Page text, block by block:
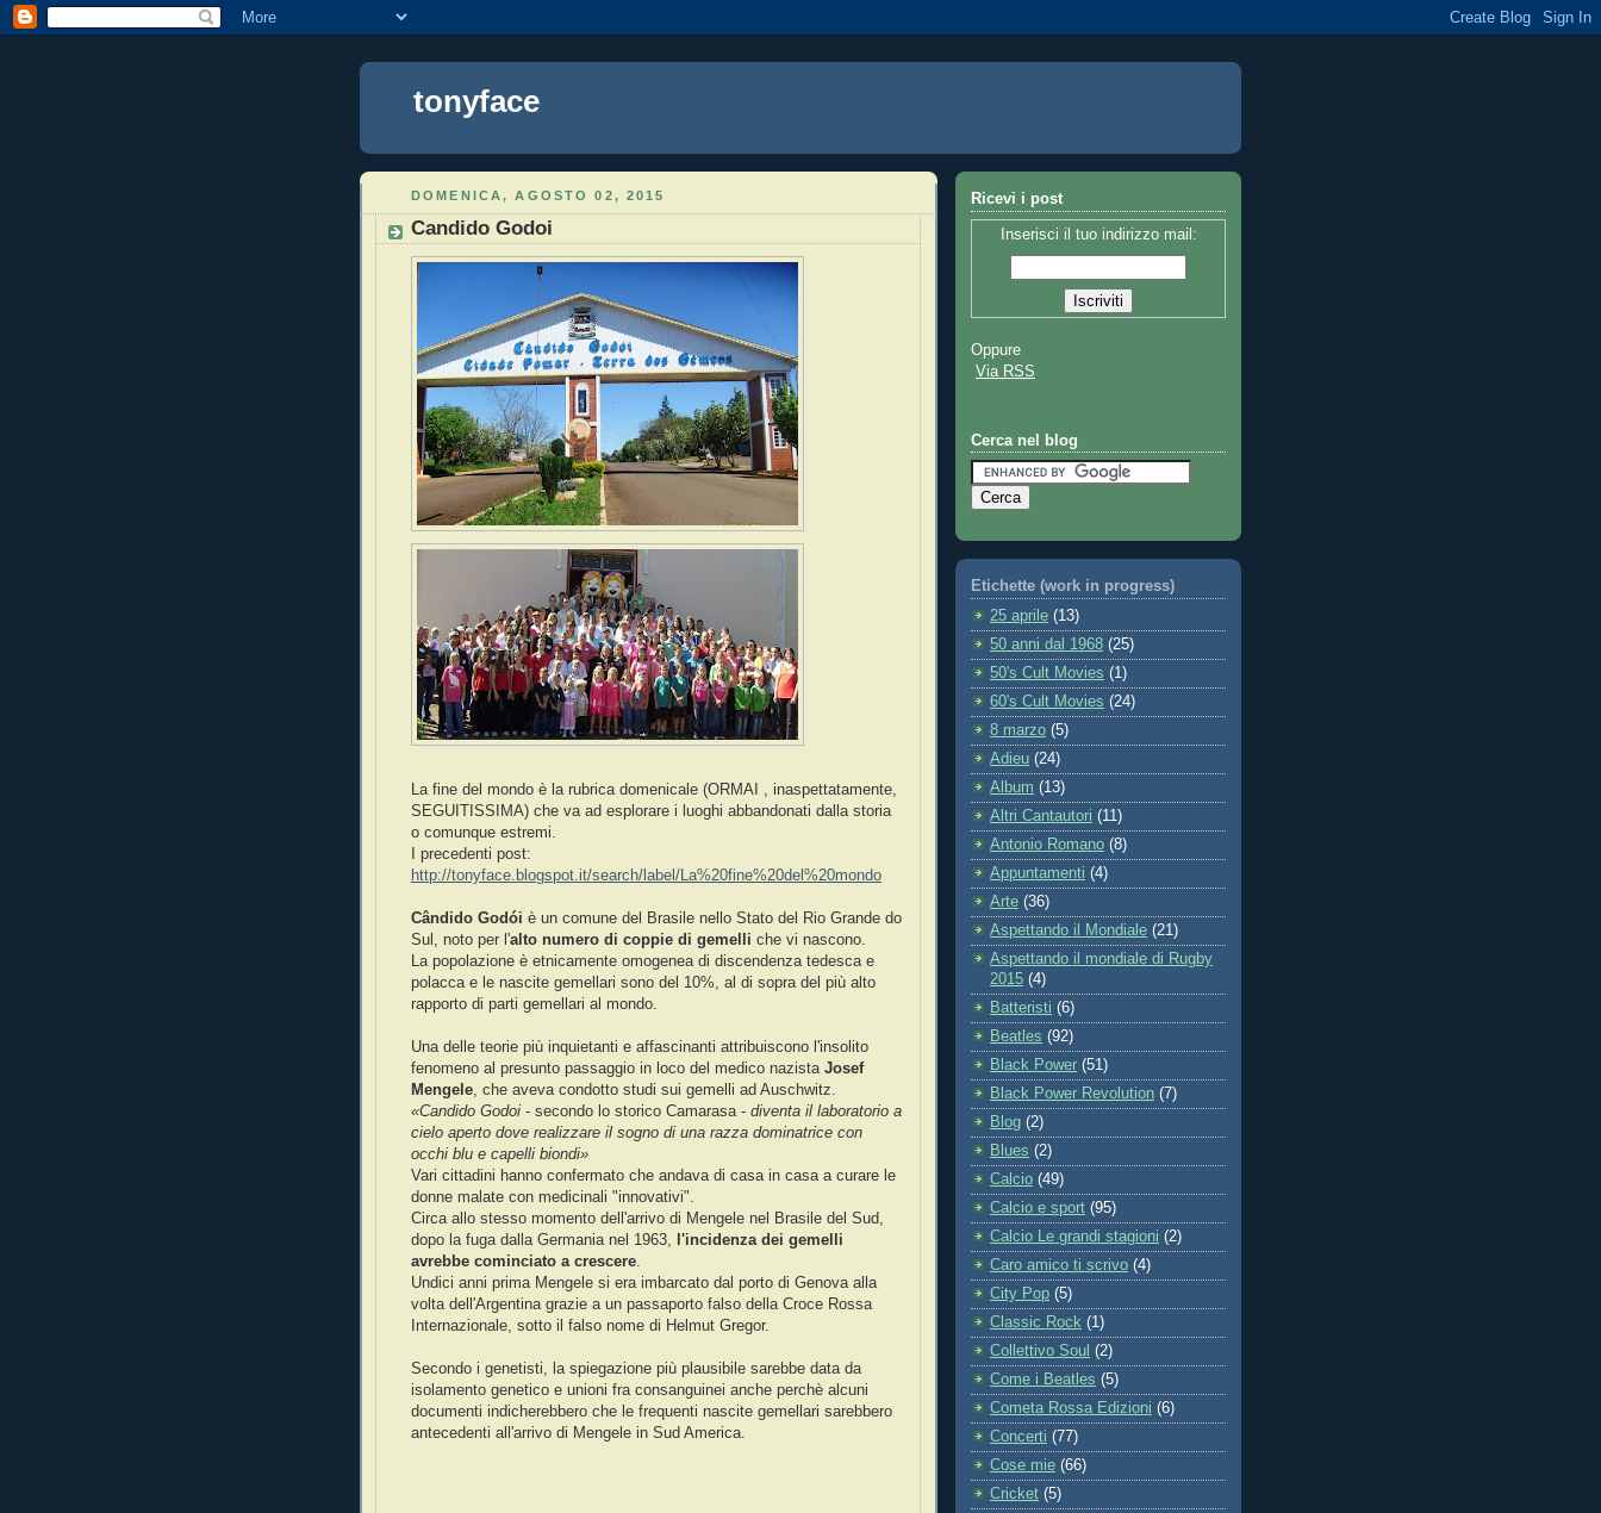
tonyface
DOMENICA, AGOSTO 02, 2015
Candido Godoi
La fine del mondo è la rubrica domenicale (ORMAI , inaspettatamente,
SEGUITISSIMA) che va ad esplorare i luoghi abbandonati dalla storia
o comunque estremi.
I precedenti post:
http://tonyface.blogspot.it/search/label/La%20fine%20del%20mondo
Cândido Godói è un comune del Brasile nello Stato del Rio Grande do
Sul, noto per l'alto numero di coppie di gemelli che vi nascono.
La popolazione è etnicamente omogenea di discendenza tedesca e
polacca e le nascite gemellari sono del 10%, al di sopra del più alto
rapporto di parti gemellari al mondo.
Una delle teorie più inquietanti e affascinanti attribuiscono l'insolito
fenomeno al presunto passaggio in loco del medico nazista Josef
Mengele , che aveva condotto studi sui gemelli ad Auschwitz.
«Candido Godoi - secondo lo storico Camarasa - diventa il laboratorio a
cielo aperto dove realizzare il sogno di una razza dominatrice con
occhi blu e capelli biondi»
Vari cittadini hanno confermato che andava di casa in casa a curare le
donne malate con medicinali "innovativi".
Circa allo stesso momento dell'arrivo di Mengele nel Brasile del Sud,
dopo la fuga dalla Germania nel 1963,
l'incidenza dei gemelli
avrebbe cominciato a crescere
Undici anni prima Mengele si era imbarcato dal porto di Genova alla
volta dell'Argentina grazie a un passaporto falso della Croce Rossa
Internazionale, sotto il falso nome di Helmut Gregor.
Secondo i genetisti, la spiegazione più plausibile sarebbe data da
isolamento genetico e unioni fra consanguinei anche perchè alcuni
documenti indicherebbero che le frequenti nascite gemellari sarebbero
antecedenti all'arrivo di Mengele in Sud America.
Ricevi i post
Inserisci il tuo indirizzo mail:
Oppure
Via RSS
Cerca nel blog
Etichette (work in progress)
25 aprile (13)
50 anni dal 1968 (25)
50's Cult Movies (1)
60's Cult Movies (24)
8 marzo (5)
Adieu (24)
Album (13)
Altri Cantautori (11)
Antonio Romano (8)
Appuntamenti (4)
Arte (36)
Aspettando il Mondiale (21)
Aspettando il mondiale di Rugby
2015 (4)
Batteristi (6)
Beatles (92)
Black Power (51)
Black Power Revolution (7)
Blog (2)
Blues (2)
Calcio (49)
Calcio e sport (95)
Calcio Le grandi stagioni (2)
Caro amico ti scrivo (4)
City Pop (5)
Classic Rock (1)
Collettivo Soul (2)
Come i Beatles (5)
Cometa Rossa Edizioni (6)
Concerti (77)
Cose mie (66)
Cricket (5)